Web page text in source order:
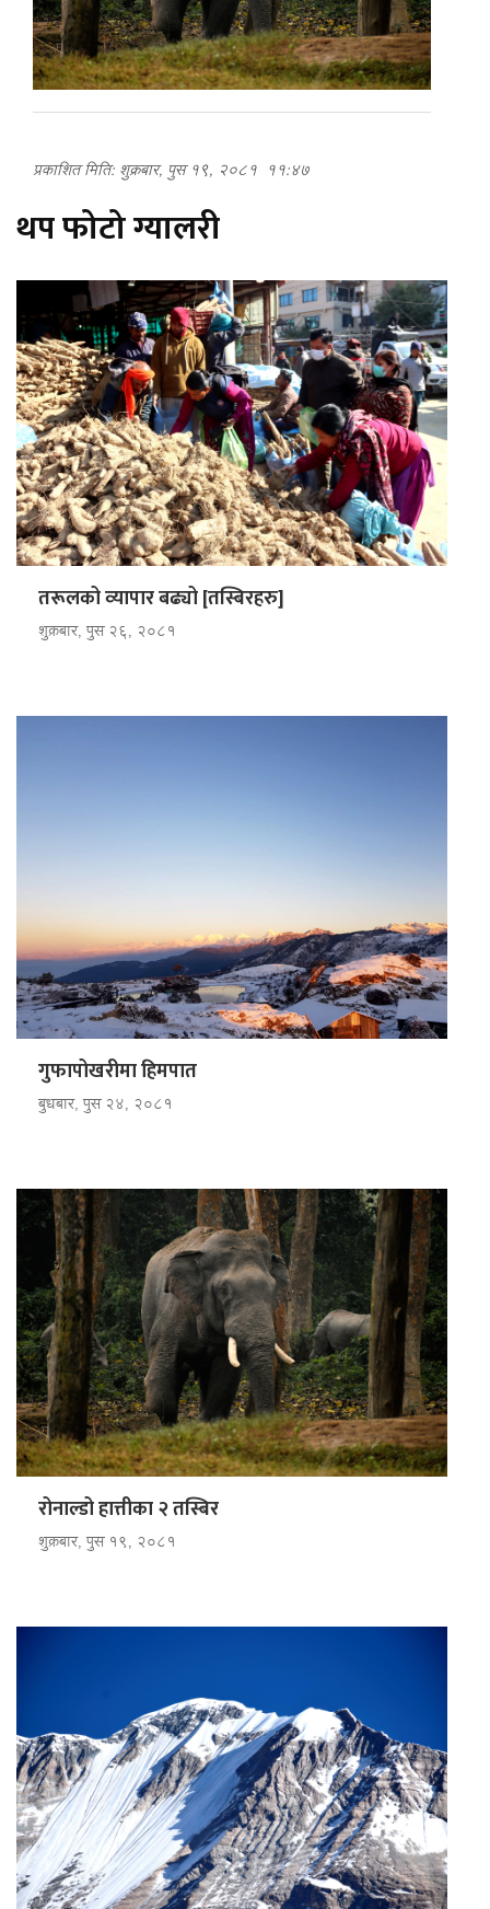
प्रकाशित मिति: शुक्रबार, पुस १९, २०८१ ११:४७
थप फोटो ग्यालरी
तरूलको व्‍यापार बढ्यो [तस्बिरहरु]
शुक्रबार, पुस २६, २०८१
गुफापोखरीमा हिमपात
बुधबार, पुस २४, २०८१
रोनाल्डो हात्तीका २ तस्बिर
शुक्रबार, पुस १९, २०८१